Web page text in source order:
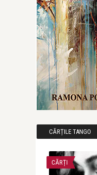
CĂRȚILE TANGO
CĂRȚI